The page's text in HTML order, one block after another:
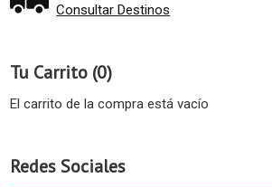
Consultar Destinos
Tu Carrito (0)
El carrito de la compra está vacío
Redes Sociales